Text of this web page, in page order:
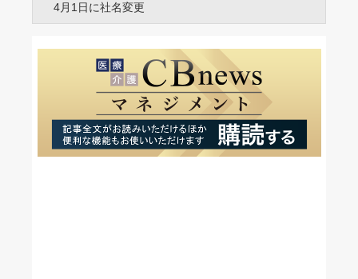
4月1日に社名変更